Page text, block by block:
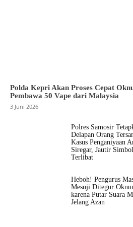
Polda Kepri Akan Proses Cepat
Pembawa 50 Vape dari Malaysia
3 Juni 2026
Polres Samosir
Delapan Orang
Kasus Penganiyaan
Siregar, Jautir
Terlibat
Heboh! Pengurus
Mesuji Ditegur
karena Putar Suara
Jelang Azan